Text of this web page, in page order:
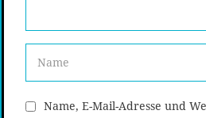
Name, E-Mail-Adresse und